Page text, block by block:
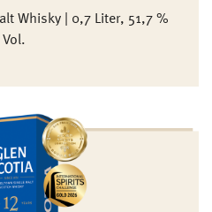
Whisky | 0,7 Liter, 51,7 %
Vol.